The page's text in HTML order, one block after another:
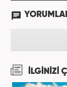
İLGİNİZİ